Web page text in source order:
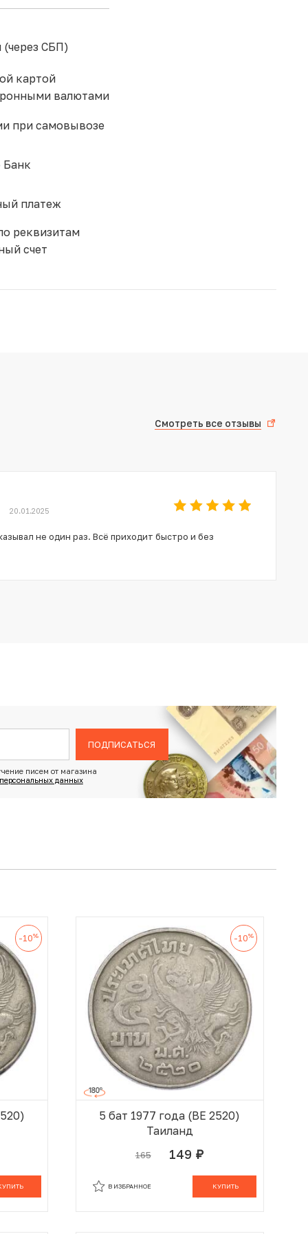
СБП)
картой
валютами
при самовывозе
Банк
платеж
реквизитам
счет
Смотреть все отзывы
20.01.2025
не один раз. Всё приходит быстро и без
ПОДПИСАТЬСЯ
писем от магазина
данных
-10% -10%
5 бат 1977 года (BE 2520)
Таиланд
165 149 руб.
КУПИТЬ
В ИЗБРАННОЕ